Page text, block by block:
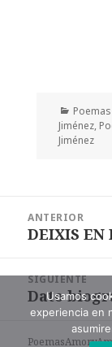
Jiménez,
Jiménez
entradas
ANTERIOR
Entrada
DEIXIS EN
SIGUIENTE
Entrada
siguiente:
DatoUsamos
experiencia en